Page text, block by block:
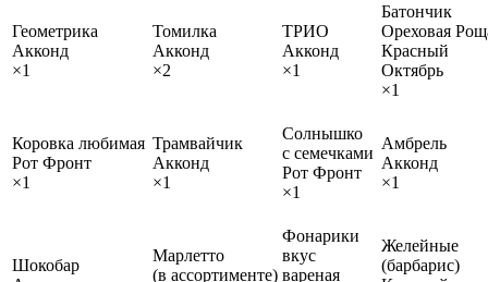
Геометрика
Акконд
×1
Томилка
Акконд
×2
ТРИО
Акконд
×1
Батончик
Ореховая
Красный
Октябрь
×1
Коровка любимая
Рот Фронт
×1
Трамвайчик
Акконд
×1
Солнышко
с семечками
Рот Фронт
×1
Амбрель
Акконд
×1
Шокобар
Марлетто
(в ассортименте)
Фонарики
вкус
вареная
Желейные
(барбарис)